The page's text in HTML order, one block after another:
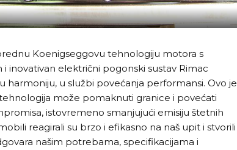
Koenigseggovu tehnologiju motora s
inovativan električni pogonski sustav Rimac
harmoniju, u službi povećanja performansi. Ovo je
može pomaknuti granice i povećati
istovremeno smanjujući emisiju štetnih
reagirali su brzo i efikasno na naš upit i stvorili
našim potrebama, specifikacijama i